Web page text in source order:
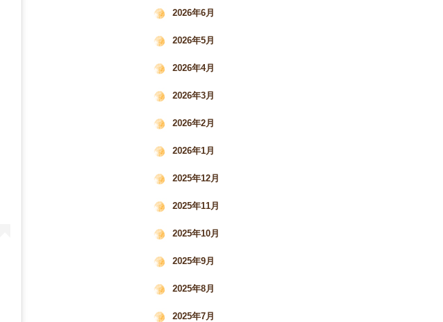
2026年6月
2026年5月
2026年4月
2026年3月
2026年2月
2026年1月
2025年12月
2025年11月
2025年10月
2025年9月
2025年8月
2025年7月